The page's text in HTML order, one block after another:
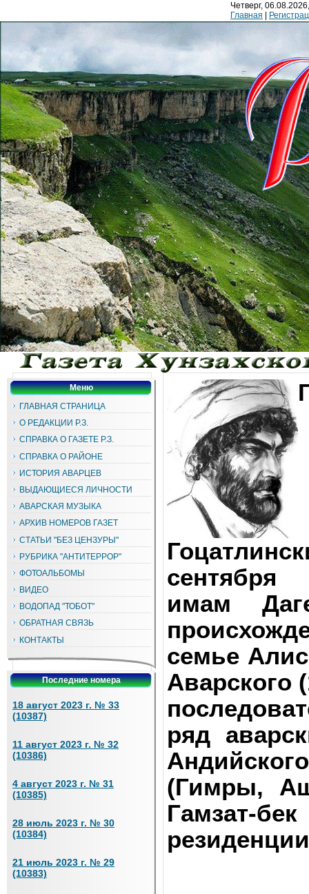
Четверг,
Главная
Меню
ГЛАВНАЯ СТРАНИЦА
О РЕДАКЦИИ Р.З.
СПРАВКА О ГАЗЕТЕ Р.З.
СПРАВКА О РАЙОНЕ
ИСТОРИЯ АВАРЦЕВ
ВЫДАЮЩИЕСЯ ЛИЧНОСТИ
АВАРСКАЯ МУЗЫКА
АРХИВ НОМЕРОВ ГАЗЕТ
СТАТЬИ "БЕЗ ЦЕНЗУРЫ"
РУБРИКА "АНТИТЕРРОР"
ФОТОАЛЬБОМЫ
ВИДЕО
ВОДОПАД "ТОБОТ"
ОБРАТНАЯ СВЯЗЬ
КОНТАКТЫ
Последние номера
18 август 2023 г. № 33
(10387)
11 август 2023 г. № 32
(10386)
4 август 2023 г. № 31
(10385)
28 июль 2023 г. № 30
(10384)
21 июль 2023 г. № 29
(10383)
имам
семье
Аварского
ряд
(Гимры,
Гамзат-